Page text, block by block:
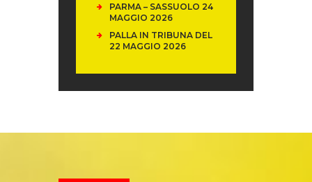
PARMA – SASSUOLO 24
MAGGIO 2026
PALLA IN TRIBUNA DEL
22 MAGGIO 2026